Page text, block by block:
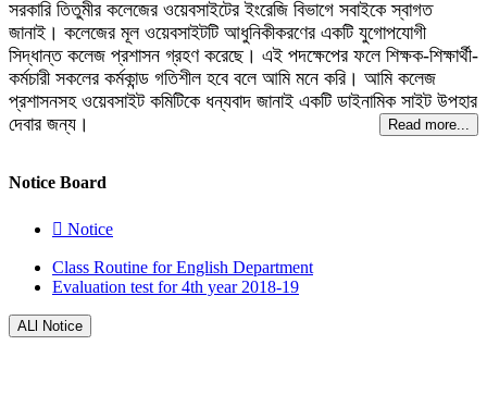
সরকারি তিতুমীর কলেজের ওয়েবসাইটের ইংরেজি বিভাগে সবাইকে স্বাগত
জানাই। কলেজের মূল ওয়েবসাইটটি আধুনিকীকরণের একটি যুগোপযোগী
সিদ্ধান্ত কলেজ প্রশাসন গ্রহণ করেছে। এই পদক্ষেপের ফলে শিক্ষক-শিক্ষার্থী-
কর্মচারী সকলের কর্মকান্ড গতিশীল হবে বলে আমি মনে করি। আমি কলেজ
প্রশাসনসহ ওয়েবসাইট কমিটিকে ধন্যবাদ জানাই একটি ডাইনামিক সাইট উপহার
দেবার জন্য।
Read more...
Notice Board
Notice
Class Routine for English Department
Evaluation test for 4th year 2018-19
ALl Notice